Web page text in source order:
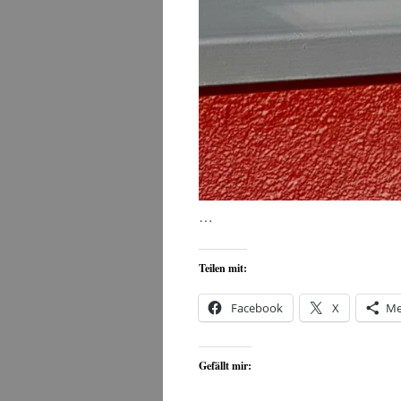
…
Teilen mit:
Facebook X
Gefällt mir: